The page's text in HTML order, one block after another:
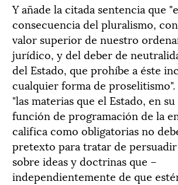
Y añade la citada sentencia que
consecuencia del pluralismo,
valor superior de nuestro
jurídico, y del deber de
del Estado, que prohíbe a éste
cualquier forma de
"las materias que el Estado, en
función de programación de la
califica como obligatorias no
pretexto para tratar de
sobre ideas y doctrinas que –
independientemente de que